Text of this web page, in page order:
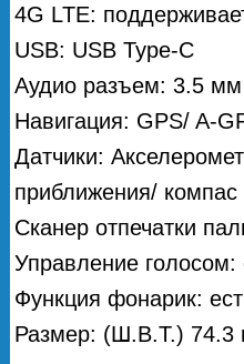
4G LTE:
USB: USB Type-C
Аудио разъем: 3.5 мм
Навигация: GPS/ A-
Датчики:
приближения/ компас
Сканер отпечатки
Управление голосом:
Функция фонарик:
Размер: (Ш.В.Т.) 74.3